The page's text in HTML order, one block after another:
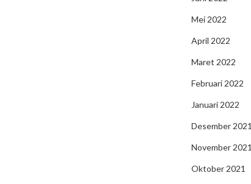
Mei 2022
April 2022
Maret 2022
Februari 2022
Januari 2022
Desember 2021
November 2021
Oktober 2021